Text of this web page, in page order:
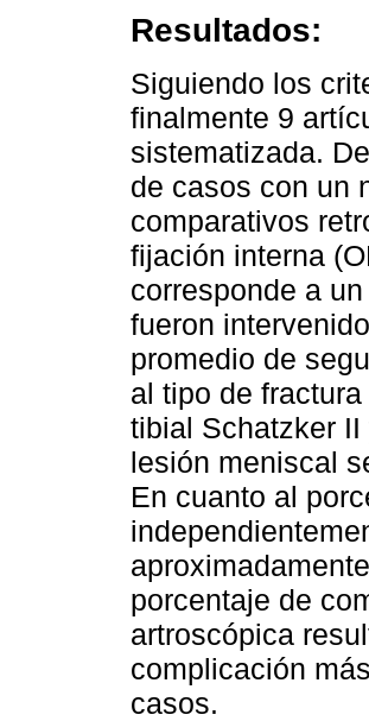
Resultados:
Siguiendo los
finalmente 9
sistematizada.
de casos con un
comparativos
fijación interna
corresponde a
fueron
promedio de
al tipo de
tibial Schatzker
lesión meniscal
En cuanto al
porcentaje de
artroscópica
complicación
casos.